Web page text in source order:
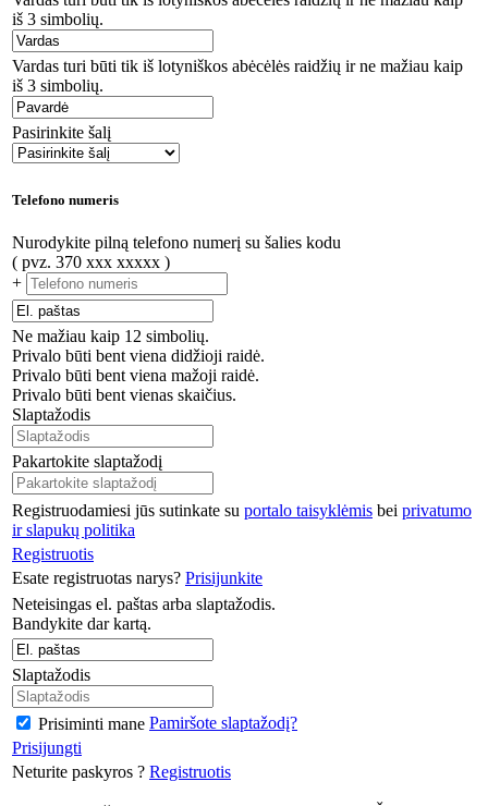
iš 3 simbolių.
Vardas turi būti tik iš lotyniškos abėcėlės raidžių ir ne mažiau kaip
iš 3 simbolių.
Pasirinkite šalį
Telefono numeris
Nurodykite pilną telefono numerį su šalies kodu
( pvz. 370 xxx xxxxx )
+
Ne mažiau kaip 12 simbolių.
Privalo būti bent viena didžioji raidė.
Privalo būti bent viena mažoji raidė.
Privalo būti bent vienas skaičius.
Slaptažodis
Pakartokite slaptažodį
Registruodamiesi jūs sutinkate su portalo taisyklėmis bei privatumo
ir slapukų politika
Registruotis
Esate registruotas narys? Prisijunkite
Neteisingas el. paštas arba slaptažodis.
Bandykite dar kartą.
Slaptažodis
Prisiminti mane Pamiršote slaptažodį?
Prisijungti
Neturite paskyros ? Registruotis